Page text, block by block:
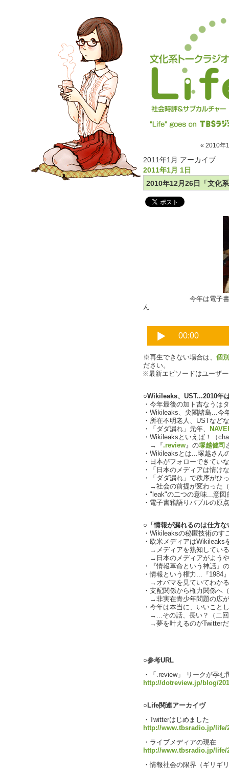
« 2010年
2011年1月 アーカイブ
2011年1月 1日
2010年12月26日「文化
今年は電子書籍関連
ん
※再生できない場合は、 個
ださい。
※最新エピソードはユーザ
○Wikileaks、UST...2010年
・今年最後の加ト吉なうは
・Wikileaks、尖閣諸島...今
・所在不明老人、USTなど
・「ダダ漏れ」元年、
・Wikileaksといえば！（
→『 .review』の塚越健司
・Wikileaksとは...塚越さん
・日本がフォローできてい
・「日本のメディアは情け
・「ダダ漏れ」で秩序がひ
→社会の前提が変わった
・"leak"の二つの意味...意
・電子書籍語りバブルの原
○「情報が漏れるのは仕方
・Wikileaksの秘匿技術のす
・欧米メディアはWikileaks
→メディアを熟知してい
→日本のメディアがよう
・『情報革命という神話』
・情報という権力...『1984
→オバマを見ていてわか
・支配関係から権力関係へ
→非実在青少年問題の広
・今年は本当に、いいこと
→...その話、長い？（二回
→夢を叶えるのがTwitter
○参考URL
・「.review」 リークが孕
http://dotreview.jp/blog/
○Life関連アーカイヴ
・Twitterはじめました
http://www.tbsradio.jp/life/
・ライブメディアの現在
http://www.tbsradio.jp/life/
・情報社会の限界（ギリギ